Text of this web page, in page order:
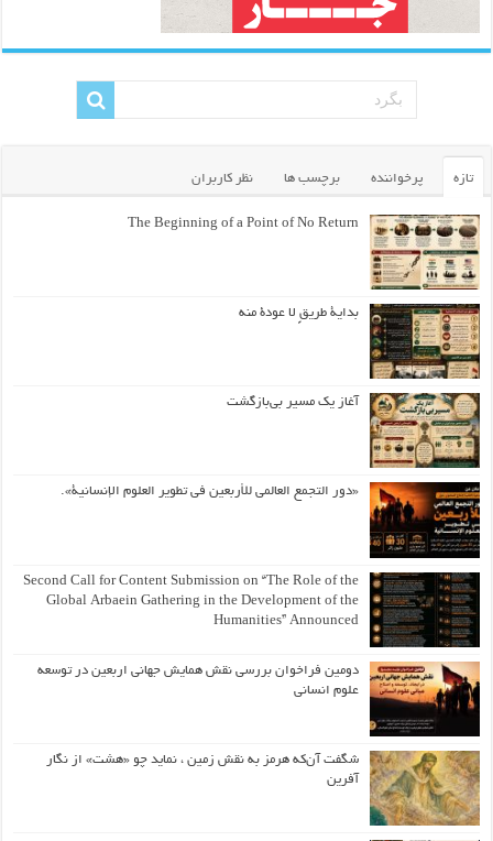
تازه پرخواننده برچسب ها نظر کاربران
The Beginning of a Point of No Return
بداية طريقٍ لا عودة منه
آغاز یک مسیر بی‌بازگشت
«دور التجمع العالمي للأربعين في تطوير العلوم الإنسانية».
Second Call for Content Submission on “The Role of the
Global Arbaein Gathering in the Development of the
Humanities” Announced
دومین فراخوان بررسی نقش همایش جهانی اربعین در توسعه
علوم انسانی
شگفت آن‌که هرمز به نقش زمین ، نماید چو «هشت» از نگار
آفرین